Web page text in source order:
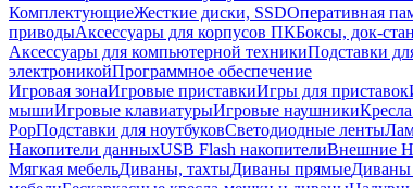
КомплектующиеЖесткие диски, SSDОперативная
приводыАксессуары для корпусов ПКБоксы, док-
Аксессуары для компьютерной техникиПодставки
электроникойПрограммное обеспечение
Игровая зонаИгровые приставкиИгры для приставок
мышиИгровые клавиатурыИгровые наушники
PopПодставки для ноутбуковСветодиодные ленты
Накопители данныхUSB Flash накопителиВнешние
Мягкая мебельДиваны, тахтыДиваны прямыеДиваны